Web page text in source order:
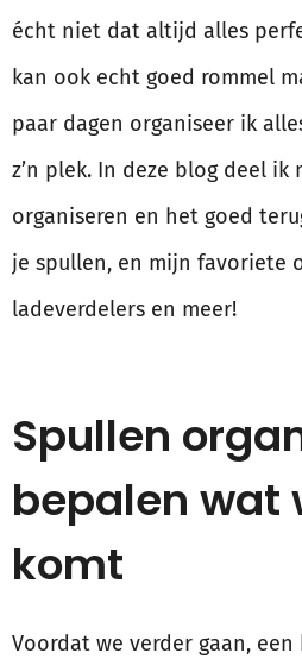
écht niet dat altijd alles
kan ook echt goed rommel
paar dagen organiseer ik
z’n plek. In deze blog deel
organiseren en het goed
je spullen, en mijn favoriete
ladeverdelers en meer!
Spullen
bepalen wat
komt
Voordat we verder gaan,